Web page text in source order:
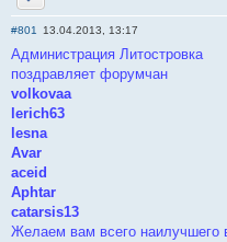
Отправить личное
#801 13.04.2013, 13:17
Администрация Литостровка
поздравляет форумчан
volkovaa
lerich63
lesna
Avar
aceid
Aphtar
catarsis13
Желаем вам всего наилучшего